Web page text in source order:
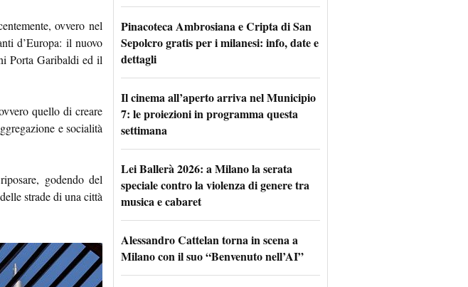
ovvero nel
d’Europa: il nuovo
Porta Garibaldi ed il
quello di creare
e socialità
godendo del
strade di una città
Pinacoteca Ambrosiana e Cripta di San
Sepolcro gratis per i milanesi: info, date e
dettagli
Il cinema all’aperto arriva nel Municipio
7: le proiezioni in programma questa
settimana
Lei Ballerà 2026: a Milano la serata
speciale contro la violenza di genere tra
musica e cabaret
Alessandro Cattelan torna in scena a
Milano con il suo “Benvenuto nell’AI”